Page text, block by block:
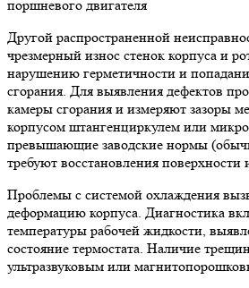
Другой распространенной
чрезмерный износ стенок корпуса и
нарушению герметичности и
сгорания. Для выявления дефектов
камеры сгорания и измеряют зазоры
корпусом штангенциркулем или
превышающие заводские нормы
требуют восстановления поверхности
Проблемы с системой охлаждения
деформацию корпуса. Диагностика
температуры рабочей жидкости,
состояние термостата. Наличие
ультразвуковым или